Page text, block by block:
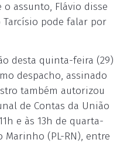
o assunto, Flávio disse
Tarcísio pode falar por
desta quinta-feira (29)
despacho, assinado
também autorizou
de Contas da União
e às 13h de quarta-
Marinho (PL-RN), entre